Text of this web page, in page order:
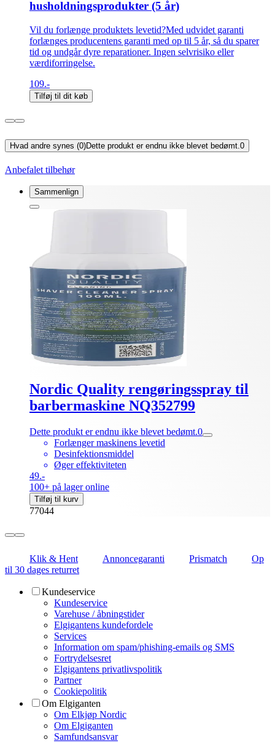
husholdningsprodukter (5 år)
Vil du forlænge produktets levetid?Med udvidet garanti
forlænges producentens garanti med op til 5 år, så du sparer
tid og undgår dyre reparationer. Ingen selvrisiko eller
værdiforringelse.
109.-
Tilføj til dit køb
Hvad andre synes (0)Dette produkt er endnu ikke blevet bedømt. 0
Anbefalet tilbehør
Sammenlign
Nordic Quality rengøringsspray til
barbermaskine NQ352799
Dette produkt er endnu ikke blevet bedømt.0
Forlænger maskinens levetid
Desinfektionsmiddel
Øger effektiviteten
49.-
100+ på lager online
Tilføj til kurv
77044
Klik & Hent Annoncegaranti Prismatch
Op
til 30 dages returret
Kundeservice
Kundeservice
Varehuse / åbningstider
Elgigantens kundefordele
Services
Information om spam/phishing-emails og SMS
Fortrydelsesret
Elgigantens privatlivspolitik
Partner
Cookiepolitik
Om Elgiganten
Om Elkjøp Nordic
Om Elgiganten
Samfundsansvar